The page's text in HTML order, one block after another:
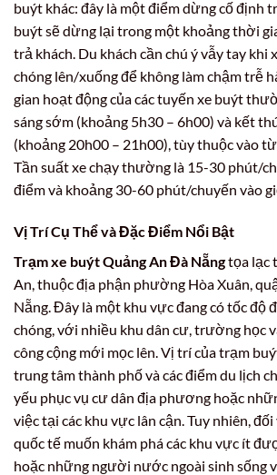
buýt khác: đây là một điểm dừng cố định
buýt sẽ dừng lại trong một khoảng thời
trả khách. Du khách cần chú ý vẫy tay khi
chóng lên/xuống để không làm chậm trễ
gian hoạt động của các tuyến xe buýt
sáng sớm (khoảng 5h30 – 6h00) và kết
(khoảng 20h00 – 21h00), tùy thuộc vào
Tần suất xe chạy thường là 15-30 phút/
điểm và khoảng 30-60 phút/chuyến vào
Vị Trí Cụ Thể và Đặc Điểm Nổi Bật
Trạm xe buýt Quảng An Đà Nẵngtọa lạc
An, thuộc địa phận phường Hòa Xuân,
Nẵng. Đây là một khu vực đang có tốc độ
chóng, với nhiều khu dân cư, trường học
công cộng mới mọc lên. Vị trí của trạm
trung tâm thành phố và các điểm du lịch
yếu phục vụ cư dân địa phương hoặc
việc tại các khu vực lân cận. Tuy nhiên,
quốc tế muốn khám phá các khu vực ít
hoặc những người nước ngoài sinh sống